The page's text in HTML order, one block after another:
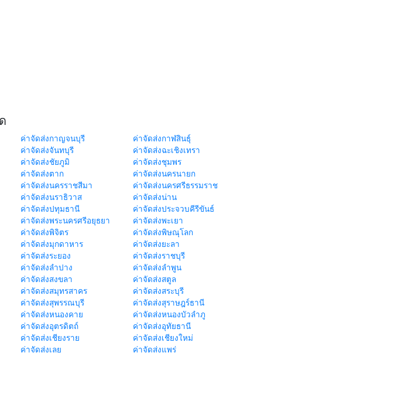
ค่าจัดส่งกาญจนบุรี
ค่าจัดส่งกาฬสินธุ์
ค่าจัดส่งจันทบุรี
ค่าจัดส่งฉะเชิงเทรา
ค่าจัดส่งชัยภูมิ
ค่าจัดส่งชุมพร
ค่าจัดส่งตาก
ค่าจัดส่งนครนายก
ค่าจัดส่งนครราชสีมา
ค่าจัดส่งนครศรีธรรมราช
ค่าจัดส่งนราธิวาส
ค่าจัดส่งน่าน
ค่าจัดส่งปทุมธานี
ค่าจัดส่งประจวบคีรีขันธ์
ค่าจัดส่งพระนครศรีอยุธยา
ค่าจัดส่งพะเยา
ค่าจัดส่งพิจิตร
ค่าจัดส่งพิษณุโลก
ค่าจัดส่งมุกดาหาร
ค่าจัดส่งยะลา
ค่าจัดส่งระยอง
ค่าจัดส่งราชบุรี
ค่าจัดส่งลำปาง
ค่าจัดส่งลำพูน
ค่าจัดส่งสงขลา
ค่าจัดส่งสตูล
ค่าจัดส่งสมุทรสาคร
ค่าจัดส่งสระบุรี
ค่าจัดส่งสุพรรณบุรี
ค่าจัดส่งสุราษฎร์ธานี
ค่าจัดส่งหนองคาย
ค่าจัดส่งหนองบัวลำภู
ค่าจัดส่งอุตรดิตถ์
ค่าจัดส่งอุทัยธานี
ค่าจัดส่งเชียงราย
ค่าจัดส่งเชียงใหม่
ค่าจัดส่งเลย
ค่าจัดส่งแพร่